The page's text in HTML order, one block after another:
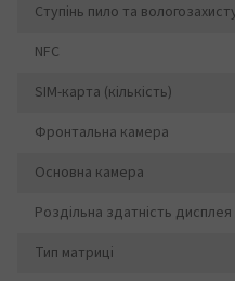
Ступінь пило та
NFC
SIM-карта (кількість)
Фронтальна камера
Основна камера
Роздільна здатність дисплея
Тип матриці